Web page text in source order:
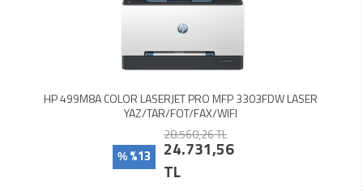
HP 499M8A COLOR LASERJET PRO MFP 3303FDW LASER
YAZ/TAR/FOT/FAX/WIFI
% %13
28.560,26 TL
24.731,56
TL